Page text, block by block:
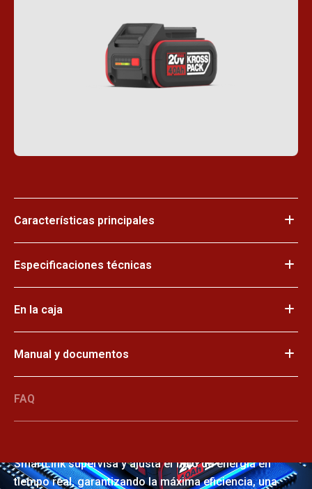
Características principales
Especificaciones técnicas
En la caja
Manual y documentos
FAQ
SmartLink supervisa y ajusta el flujo de energía en
tiempo real, garantizando la máxima eficiencia, una